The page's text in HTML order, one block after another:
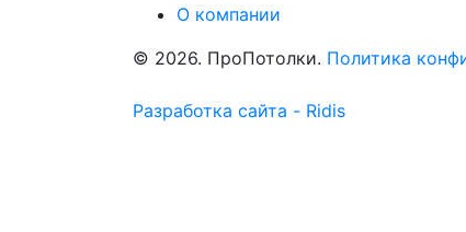
О компании
© 2026. ПроПотолки. Политика
Разработка сайта - Ridis